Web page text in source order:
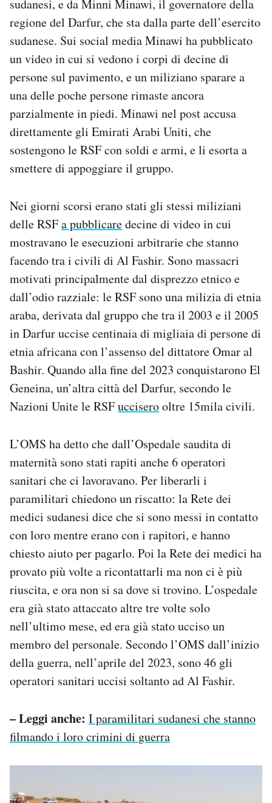
sudanesi, e da Minni Minawi, il governatore della
regione del Darfur, che sta dalla parte dell’esercito
sudanese. Sui social media Minawi ha pubblicato
un video in cui si vedono i corpi di decine di
persone sul pavimento, e un miliziano sparare a
una delle poche persone rimaste ancora
parzialmente in piedi. Minawi nel post accusa
direttamente gli Emirati Arabi Uniti, che
sostengono le RSF con soldi e armi, e li esorta a
smettere di appoggiare il gruppo.
Nei giorni scorsi erano stati gli stessi miliziani
delle RSFa pubblicaredecine di video in cui
mostravano le esecuzioni arbitrarie che stanno
facendo tra i civili di Al Fashir. Sono massacri
motivati principalmente dal disprezzo etnico e
dall’odio razziale: le RSF sono una milizia di etnia
araba, derivata dal gruppo che tra il 2003 e il 2005
in Darfur uccise centinaia di migliaia di persone di
etnia africana con l’assenso del dittatore Omar al
Bashir. Quando alla fine del 2023 conquistarono El
Geneina, un’altra città del Darfur, secondo le
Nazioni Unite le RSFucciserooltre 15mila civili.
L’OMS ha detto che dall’Ospedale saudita di
maternità sono stati rapiti anche 6 operatori
sanitari che ci lavoravano. Per liberarli i
paramilitari chiedono un riscatto: la Rete dei
medici sudanesi dice che si sono messi in contatto
con loro mentre erano con i rapitori, e hanno
chiesto aiuto per pagarlo. Poi la Rete dei medici ha
provato più volte a ricontattarli ma non ci è più
riuscita, e ora non si sa dove si trovino. L’ospedale
era già stato attaccato altre tre volte solo
nell’ultimo mese, ed era già stato ucciso un
membro del personale. Secondo l’OMS dall’inizio
della guerra, nell’aprile del 2023, sono 46 gli
operatori sanitari uccisi soltanto ad Al Fashir.
– Leggi anche: I paramilitari sudanesi che stanno
filmando i loro crimini di guerra